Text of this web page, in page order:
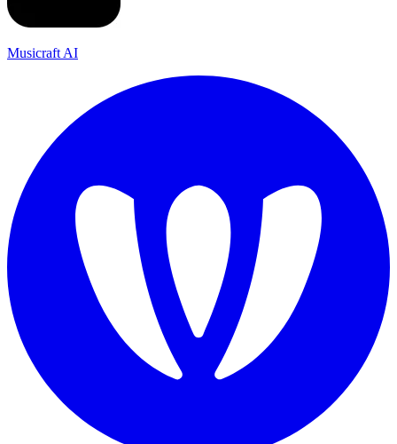
Musicraft AI